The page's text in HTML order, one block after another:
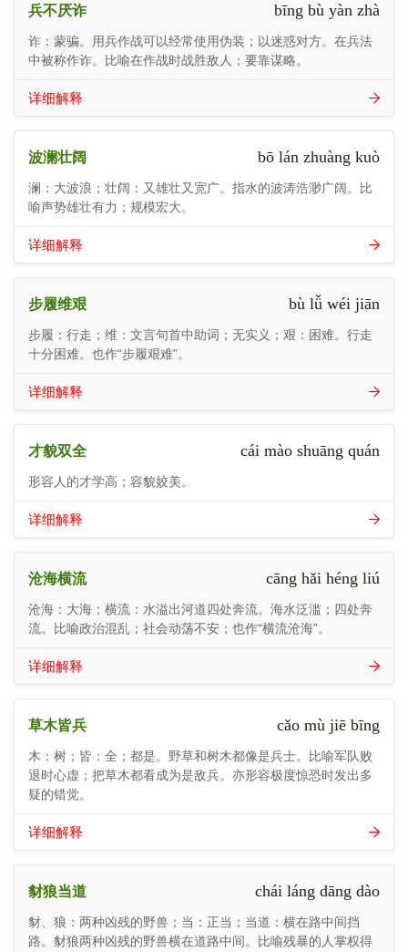
兵不厌诈 bīng bù yàn zhà
诈：蒙骗。用兵作战可以经常使用伪装；以迷惑对方。在兵法
中被称作诈。比喻在作战时战胜敌人；要靠谋略。
详细解释
波澜壮阔 bō lán zhuàng kuò
澜：大波浪；壮阔：又雄壮又宽广。指水的波涛浩渺广阔。比
喻声势雄壮有力；规模宏大。
详细解释
步履维艰 bù lǚ wéi jiān
步履：行走；维：文言句首中助词；无实义；艰：困难。行走
十分困难。也作“步履艰难”。
详细解释
才貌双全 cái mào shuāng quán
形容人的才学高；容貌姣美。
详细解释
沧海横流 cāng hǎi héng liú
沧海：大海；横流：水溢出河道四处奔流。海水泛滥；四处奔
流。比喻政治混乱；社会动荡不安；也作“横流沧海”。
详细解释
草木皆兵 cǎo mù jiē bīng
木：树；皆：全；都是。野草和树木都像是兵士。比喻军队败
退时心虚；把草木都看成为是敌兵。亦形容极度惊恐时发出多
疑的错觉。
详细解释
豺狼当道 chái láng dāng dào
豺、狼：两种凶残的野兽；当：正当；当道：横在路中间挡
路。豺狼两种凶残的野兽横在道路中间。比喻残暴的人掌权得